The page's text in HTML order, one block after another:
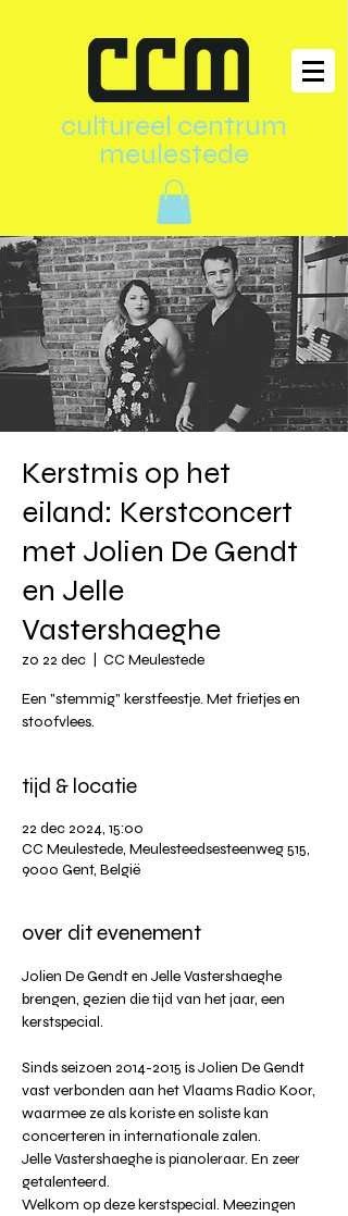
cultureel centrum
meulestede
Kerstmis op het
eiland: Kerstconcert
met Jolien De Gendt
en Jelle
Vastershaeghe
zo 22 dec CC Meulestede
Een "stemmig" kerstfeestje. Met frietjes en
stoofvlees.
tijd & locatie
22 dec 2024, 15:00
CC Meulestede, Meulesteedsesteenweg 515,
9000 Gent, België
over dit evenement
Jolien De Gendt en Jelle Vastershaeghe
brengen, gezien die tijd van het jaar, een
kerstspecial.
Sinds seizoen 2014-2015 is Jolien De Gendt
vast verbonden aan het Vlaams Radio Koor,
waarmee ze als koriste en soliste kan
concerteren in internationale zalen.
Jelle Vastershaeghe is pianoleraar. En zeer
getalenteerd.
Welkom op deze kerstspecial. Meezingen